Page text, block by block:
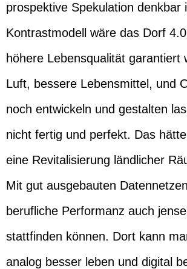
prospektive Spekulation denkbar
Kontrastmodell wäre das Dorf
höhere Lebensqualität garantiert
Luft, bessere Lebensmittel, und
noch entwickeln und gestalten
nicht fertig und perfekt. Das
eine Revitalisierung ländlicher
Mit gut ausgebauten
berufliche Performanz auch
stattfinden können. Dort kann
analog besser leben und digital